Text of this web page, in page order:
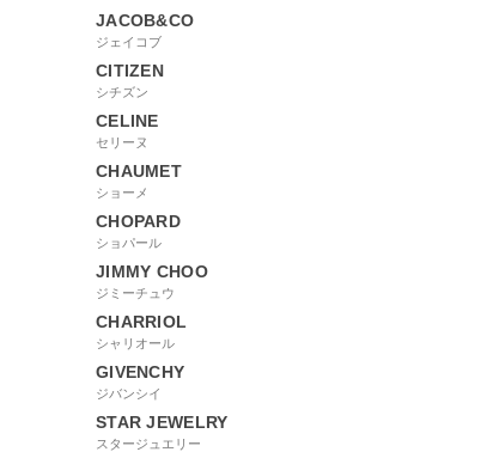
JACOB&CO
ジェイコブ
CITIZEN
シチズン
CELINE
セリーヌ
CHAUMET
ショーメ
CHOPARD
ショパール
JIMMY CHOO
ジミーチュウ
CHARRIOL
シャリオール
GIVENCHY
ジバンシイ
STAR JEWELRY
スタージュエリー